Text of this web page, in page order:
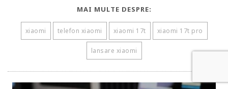
MAI MULTE DESPRE:
xiaomi telefon xiaomi xiaomi 17t xiaomi 17t pro
lansare xiaomi